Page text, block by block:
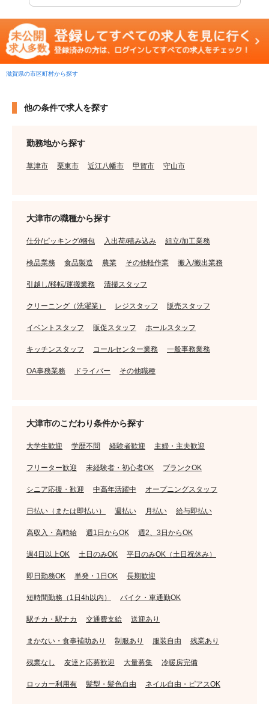
滋賀県の市区町村から探す
他の条件で求人を探す
勤務地から探す
草津市 栗東市 近江八幡市 甲賀市 守山市
大津市の職種から探す
仕分/ピッキング/梱包 入出荷/積み込み 組立/加工業務
検品業務 食品製造 農業 その他軽作業 搬入/搬出業務
引越し/移転/運搬業務 清掃スタッフ
クリーニング（洗濯業） レジスタッフ 販売スタッフ
イベントスタッフ 販促スタッフ ホールスタッフ
キッチンスタッフ コールセンター業務 一般事務業務
OA事務業務 ドライバー その他職種
大津市のこだわり条件から探す
大学生歓迎 学歴不問 経験者歓迎 主婦・主夫歓迎
フリーター歓迎 未経験者・初心者OK ブランクOK
シニア応援・歓迎 中高年活躍中 オープニングスタッフ
日払い（または即払い） 週払い 月払い 給与即払い
高収入・高時給 週1日からOK 週2、3日からOK
週4日以上OK 土日のみOK 平日のみOK（土日祝休み）
即日勤務OK 単発・1日OK 長期歓迎
短時間勤務（1日4h以内） バイク・車通勤OK
駅チカ・駅ナカ 交通費支給 送迎あり
まかない・食事補助あり 制服あり 服装自由 残業あり
残業なし 友達と応募歓迎 大量募集 冷暖房完備
ロッカー利用有 髪型・髪色自由 ネイル自由・ピアスOK